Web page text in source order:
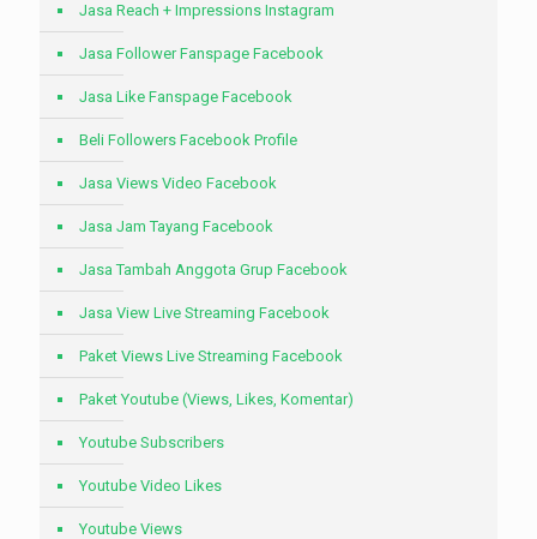
Jasa Reach + Impressions Instagram
Jasa Follower Fanspage Facebook
Jasa Like Fanspage Facebook
Beli Followers Facebook Profile
Jasa Views Video Facebook
Jasa Jam Tayang Facebook
Jasa Tambah Anggota Grup Facebook
Jasa View Live Streaming Facebook
Paket Views Live Streaming Facebook
Paket Youtube (Views, Likes, Komentar)
Youtube Subscribers
Youtube Video Likes
Youtube Views